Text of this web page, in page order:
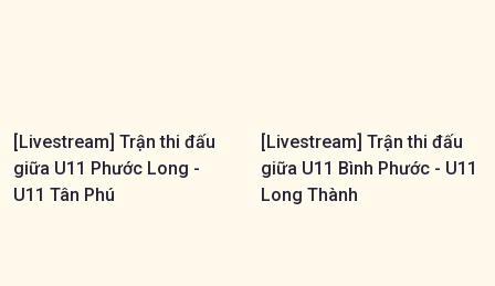
[Livestream] Trận thi đấu
giữa U11 Phước Long -
U11 Tân Phú
[Livestream] Trận thi đấu
giữa U11 Bình Phước - U11
Long Thành